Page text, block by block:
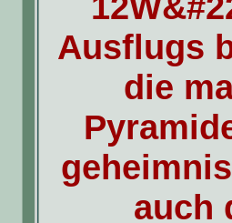
Ausflugs
die
auch